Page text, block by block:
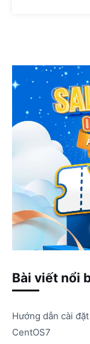
Bài viết nổi
Hướng dẫn cài
CentOS7